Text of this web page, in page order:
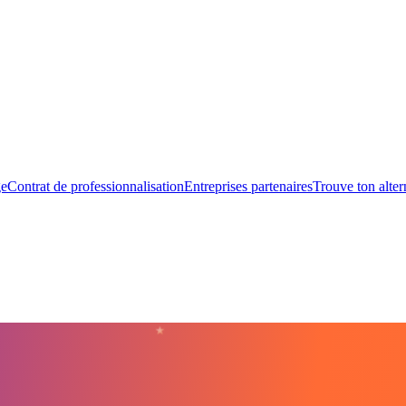
Contrat de professionnalisationEntreprises partenairesTrouve ton